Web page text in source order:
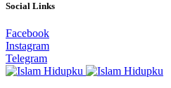
Social Links
Facebook
Instagram
Telegram